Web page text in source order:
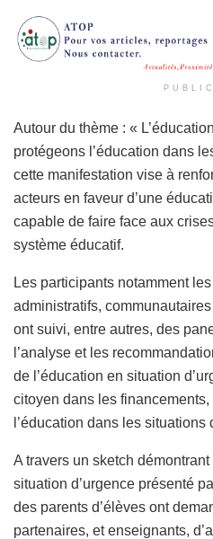
Autour du thème : «
protégeons l’éducation dans
cette manifestation vise à
acteurs en faveur d’une
capable de faire face aux
système éducatif.
Les participants notamment
administratifs,
ont suivi, entre autres, des
l’analyse et les
de l’éducation en situation
citoyen dans les
l’éducation dans les situations
A travers un sketch
situation d’urgence présenté
des parents d’élèves ont
partenaires, et enseignants,